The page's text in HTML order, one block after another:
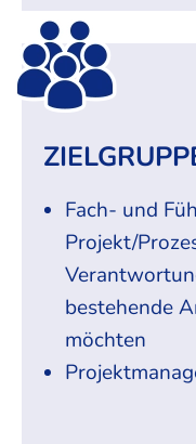
Fach- und
Projekt/
bestehende
möchten